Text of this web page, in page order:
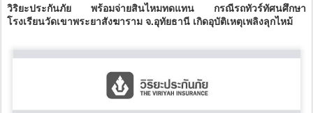
วิริยะประกันภัย พร้อมจ่ายสินไหมทดแทน กรณีรถทัวร์ทัศนศึกษา
โรงเรียนวัดเขาพระยาสังฆาราม จ.อุทัยธานี เกิดอุบัติเหตุเพลิงลุกไหม้